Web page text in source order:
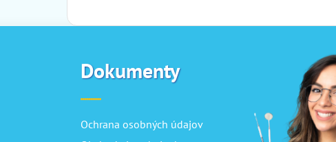
Dokumenty
Ochrana osobných údajov